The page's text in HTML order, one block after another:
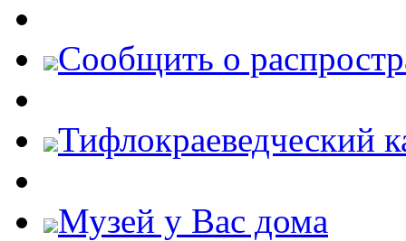
Cообщить о
Тифлокраеведческий
Музей у Вас дома